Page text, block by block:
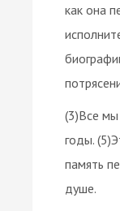
как она
(3)Все
годы.
память
душе.